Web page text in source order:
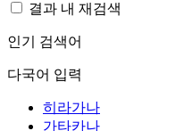
결과 내 재검색
인기 검색어
다국어 입력
히라가나
가타카나